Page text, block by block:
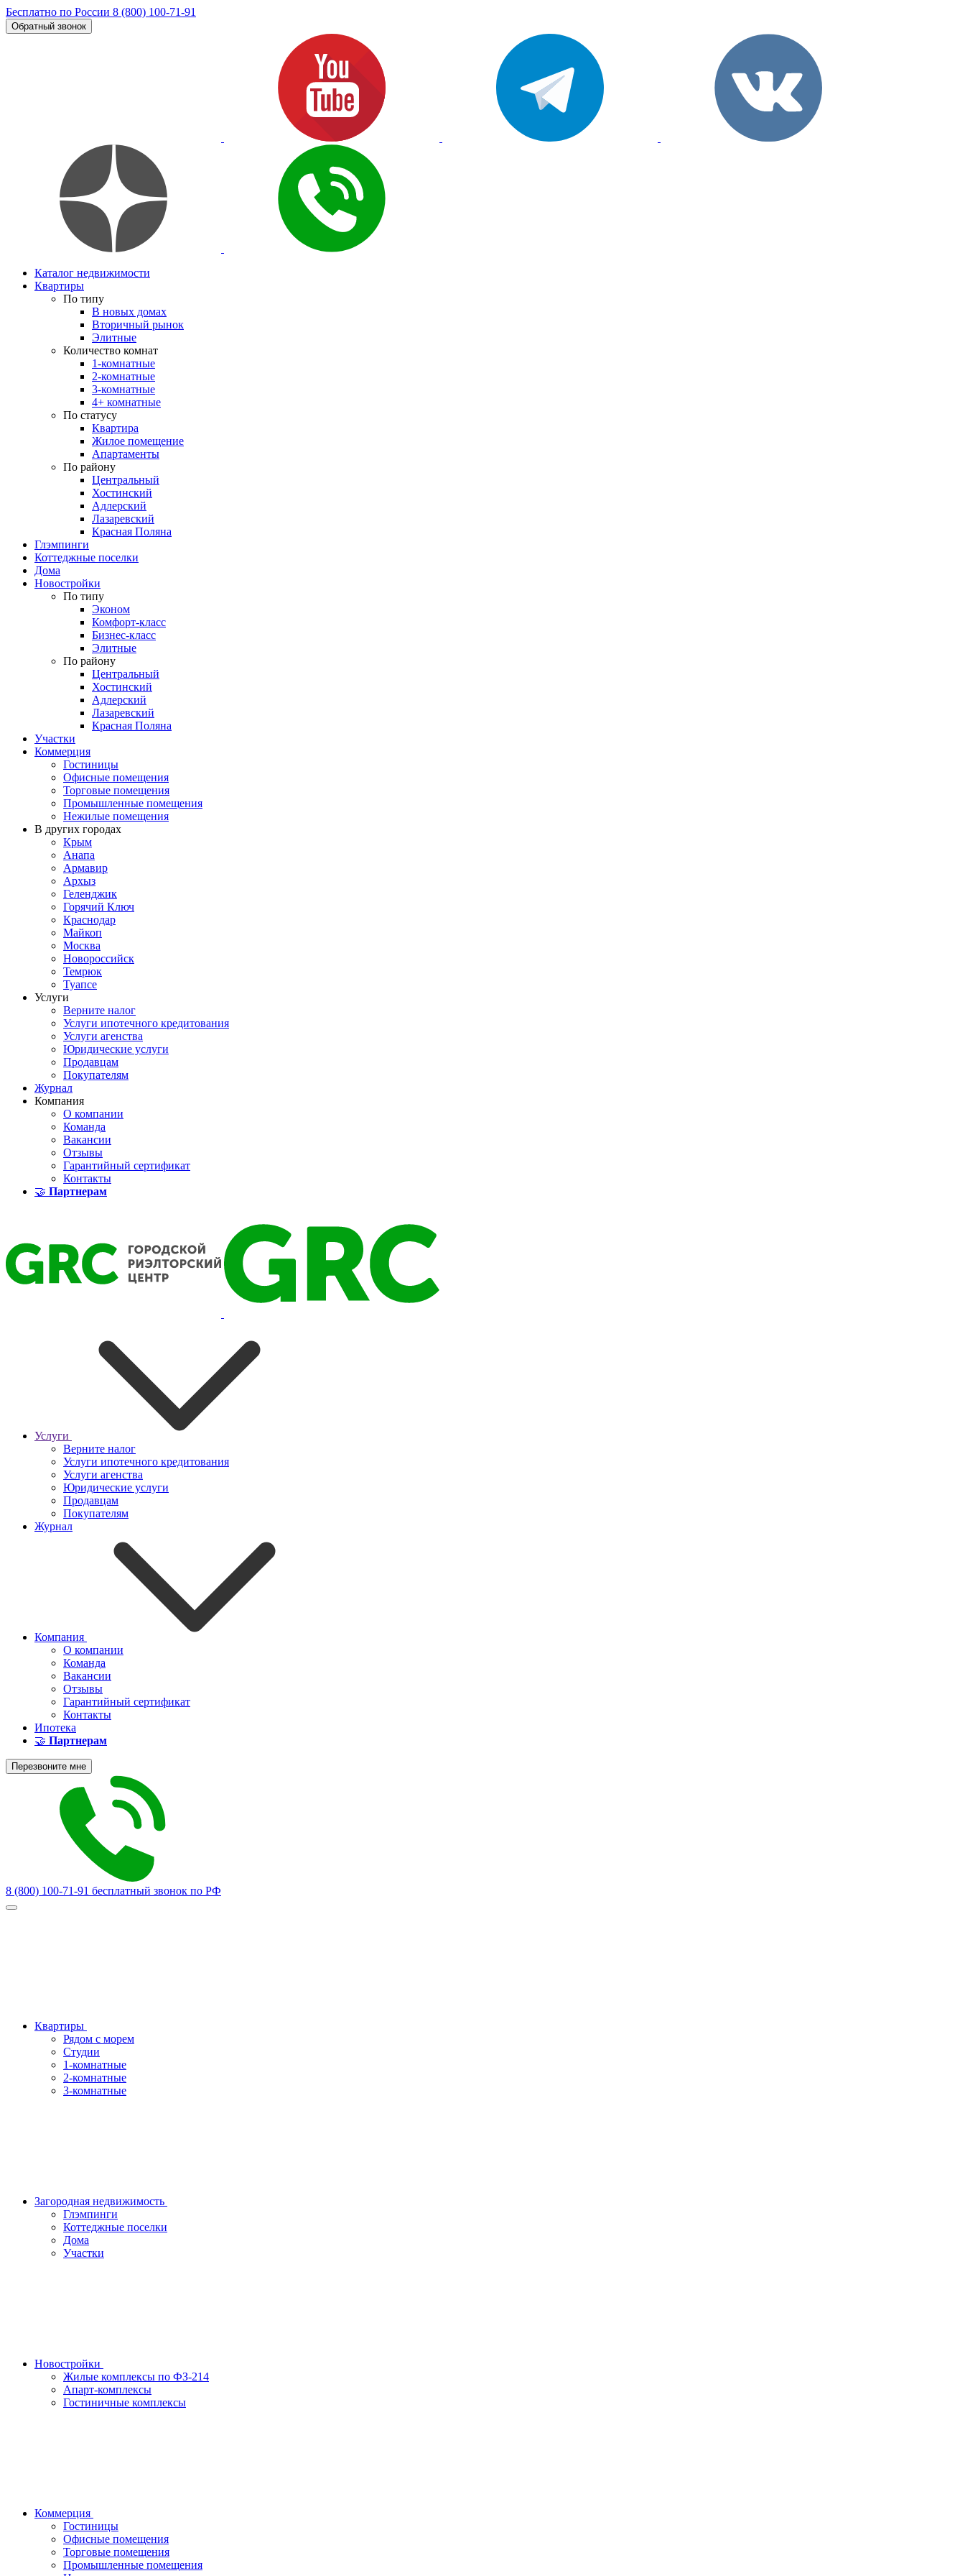
Бесплатно по России 8 (800) 100-71-91
Обратный звонок
Каталог недвижимости
Квартиры
По типу
В новых домах
Вторичный рынок
Элитные
Количество комнат
1-комнатные
2-комнатные
3-комнатные
4+ комнатные
По статусу
Квартира
Жилое помещение
Апартаменты
По району
Центральный
Хостинский
Адлерский
Лазаревский
Красная Поляна
Глэмпинги
Коттеджные поселки
Дома
Новостройки
По типу
Эконом
Комфорт-класс
Бизнес-класс
Элитные
По району
Центральный
Хостинский
Адлерский
Лазаревский
Красная Поляна
Участки
Коммерция
Гостиницы
Офисные помещения
Торговые помещения
Промышленные помещения
Нежилые помещения
В других городах
Крым
Анапа
Армавир
Архыз
Геленджик
Горячий Ключ
Краснодар
Майкоп
Москва
Новороссийск
Темрюк
Туапсе
Услуги
Верните налог
Услуги ипотечного кредитования
Услуги агенства
Юридические услуги
Продавцам
Покупателям
Журнал
Компания
О компании
Команда
Вакансии
Отзывы
Гарантийный сертификат
Контакты
🤝 Партнерам
Услуги
Верните налог
Услуги ипотечного кредитования
Услуги агенства
Юридические услуги
Продавцам
Покупателям
Журнал
Компания
О компании
Команда
Вакансии
Отзывы
Гарантийный сертификат
Контакты
Ипотека
🤝 Партнерам
Перезвоните мне
8 (800) 100-71-91 бесплатный звонок по РФ
Квартиры
Рядом с морем
Студии
1-комнатные
2-комнатные
3-комнатные
Загородная недвижимость
Глэмпинги
Коттеджные поселки
Дома
Участки
Новостройки
Жилые комплексы по ФЗ-214
Апарт-комплексы
Гостиничные комплексы
Коммерция
Гостиницы
Офисные помещения
Торговые помещения
Промышленные помещения